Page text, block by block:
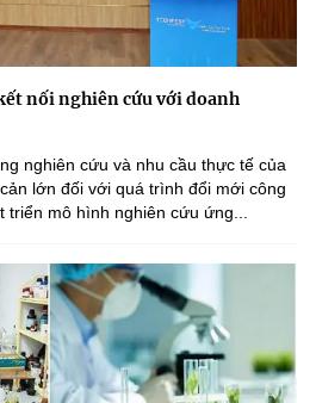
nối nghiên cứu với doanh
nghiên cứu và nhu cầu thực tế của
lớn đối với quá trình đổi mới công
mô hình nghiên cứu ứng...